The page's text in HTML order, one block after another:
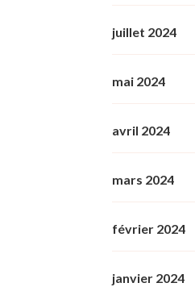
juillet 2024
mai 2024
avril 2024
mars 2024
février 2024
janvier 2024